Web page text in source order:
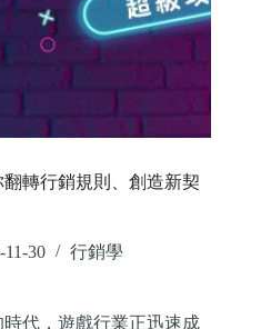
轉行銷規則、創造新契
11-30 行銷學
代，遊戲行業正迅速成